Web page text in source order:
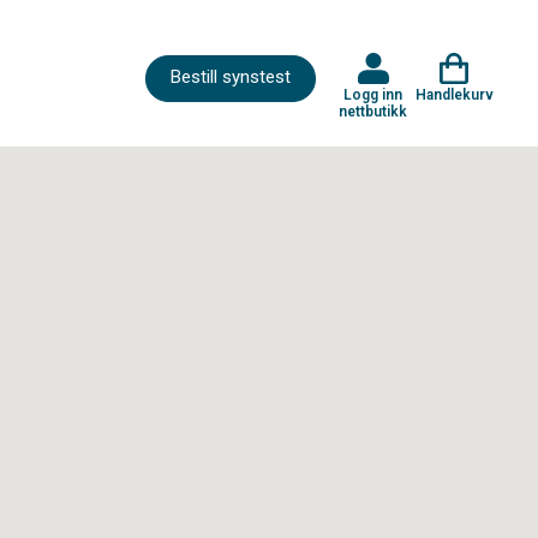
Bestill synstest
Logg inn
nettbutikk
Handlekurv